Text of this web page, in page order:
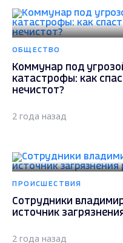
ОБЩЕСТВО
Коммунар под
катастрофы: как
нечистот?
2 года назад
ПРОИСШЕСТВИЯ
Сотрудники
источник
2 года назад